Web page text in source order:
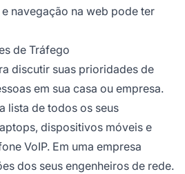
navegação na web pode ter
de Tráfego
discutir suas prioridades de
em sua casa ou empresa.
lista de todos os seus
dispositivos móveis e
VoIP. Em uma empresa
dos seus engenheiros de rede.